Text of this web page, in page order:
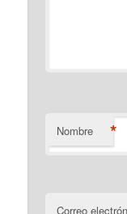
Nombre *
Correo